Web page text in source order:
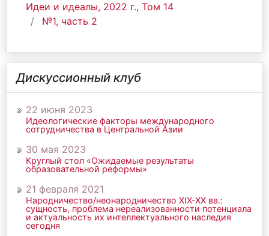
Идеи и идеалы, 2022 г., Том 14
№1, часть 2
Дискуссионный клуб
22 июня 2023
Идеологические факторы международного
сотрудничества в Центральной Азии
30 мая 2023
Круглый стол «Ожидаемые результаты
образовательной реформы»
21 февраля 2021
Народничество/неонародничество ХIХ-ХХ вв.:
сущность, проблема нереализованности потенциала
и актуальность их интеллектуального наследия
сегодня